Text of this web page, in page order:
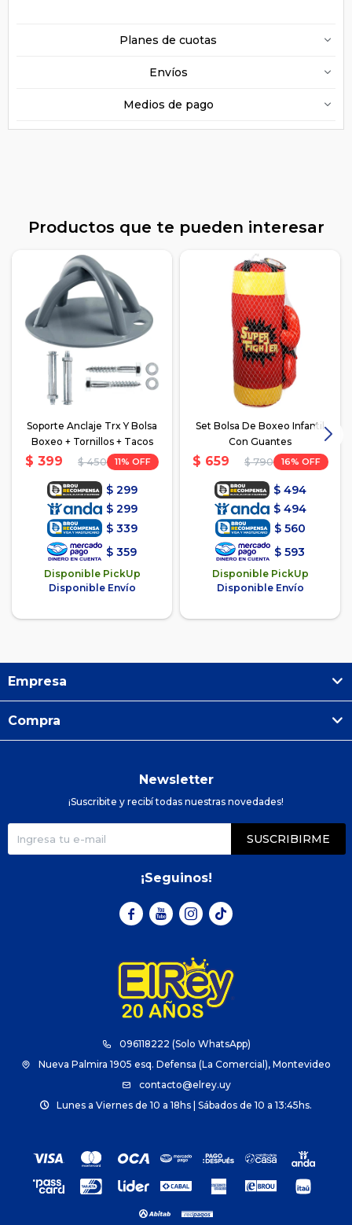
Planes de cuotas
Envíos
Medios de pago
Productos que te pueden interesar
Soporte Anclaje Trx Y Bolsa
Boxeo + Tornillos + Tacos
$ 399 $ 450 11
$ 299
$ 299
$ 339
$ 359
Disponible PickUp
Disponible Envío
Set Bolsa De Boxeo Infantil
Con Guantes
$ 659 $ 790 16
$ 494
$ 494
$ 560
$ 593
Disponible PickUp
Disponible Envío
096118222 (Solo WhatsApp)
Nueva Palmira 1905 esq. Defensa (La Comercial), Montevideo
contacto@elrey.uy
Lunes a Viernes de 10 a 18hs | Sábados de 10 a 13:45hs.
Empresa
Compra
Newsletter
¡Suscribite y recibí todas nuestras novedades!
SUSCRIBIRME
¡Seguinos!
  